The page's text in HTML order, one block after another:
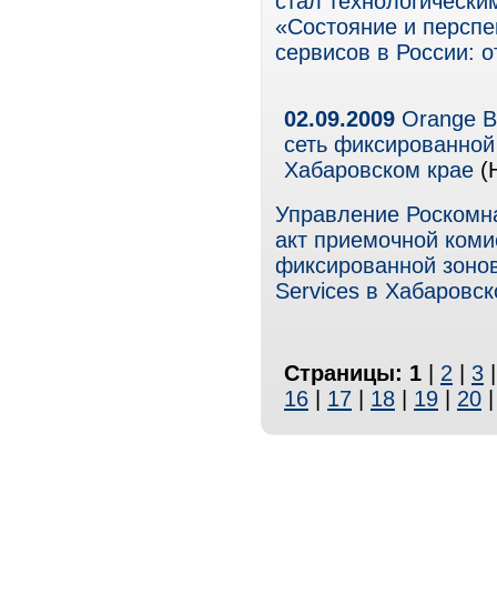
«Состояние и
сервисов в России:
02.09.2009 Orange
сеть
Хабаровском крае
Управление
акт приемочной
фиксированной
Services в
Страницы: 1 2 3
16
17 18 19 20